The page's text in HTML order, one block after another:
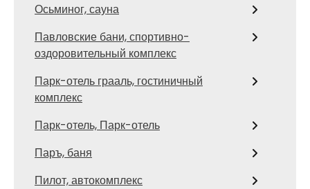
Осьминог, сауна
Павловские бани, спортивно-
оздоровительный комплекс
Парк-отель грааль, гостиничный
комплекс
Парк-отель, Парк-отель
Паръ, баня
Пилот, автокомплекс